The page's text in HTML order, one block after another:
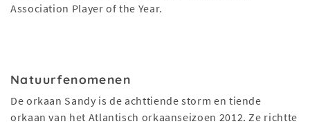
Association Player of the Year.
Natuurfenomenen
De orkaan Sandy is de achttiende storm en tiende
orkaan van het Atlantisch orkaanseizoen 2012. Ze richtte